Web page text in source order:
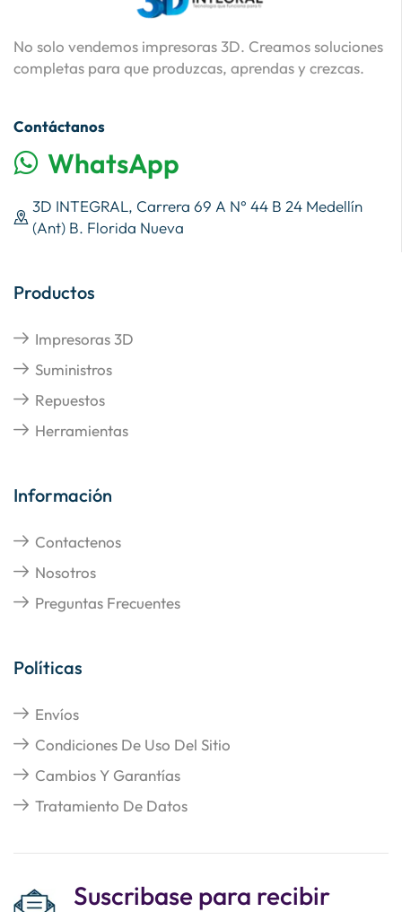
No solo vendemos impresoras 3D. Creamos soluciones
completas para que produzcas, aprendas y crezcas.
Contáctanos
WhatsApp
3D INTEGRAL, Carrera 69 A N° 44 B 24 Medellín
(Ant) B. Florida Nueva
Productos
Impresoras 3D
Suministros
Repuestos
Herramientas
Información
Contactenos
Nosotros
Preguntas Frecuentes
Políticas
Envíos
Condiciones De Uso Del Sitio
Cambios Y Garantías
Tratamiento De Datos
Suscribase para recibir